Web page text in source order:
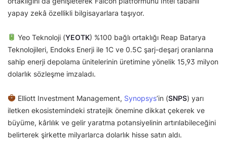
yapay zekâ özellikli bilgisayarlara taşıyor.
Yeo Teknoloji (YEOTK) %100 bağlı ortaklığı Reap Batarya
Teknolojileri, Endoks Enerji ile 1C ve 0.5C şarj-deşarj oranlarına
sahip enerji depolama ünitelerinin üretimine yönelik 15,93 milyon
dolarlık sözleşme imzaladı.
Elliott Investment Management, Synopsys’in (SNPS) yarı
iletken ekosistemindeki stratejik önemine dikkat çekerek ve
büyüme, kârlılık ve gelir yaratma potansiyelinin artırılabileceğini
belirterek şirkette milyarlarca dolarlık hisse satın aldı.